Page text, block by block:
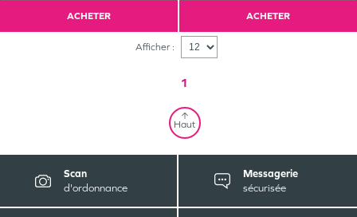
ACHETER ACHETER
Afficher :
1
Haut
Scan
d'ordonnance
Messagerie
sécurisée